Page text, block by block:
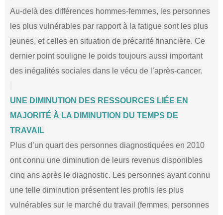
Au-delà des différences hommes-femmes, les personnes
les plus vulnérables par rapport à la fatigue sont les plus
jeunes, et celles en situation de précarité financière. Ce
dernier point souligne le poids toujours aussi important
des inégalités sociales dans le vécu de l’après-cancer.
UNE DIMINUTION DES RESSOURCES LIÉE EN
MAJORITÉ À LA DIMINUTION DU TEMPS DE
TRAVAIL
Plus d’un quart des personnes diagnostiquées en 2010
ont connu une diminution de leurs revenus disponibles
cinq ans après le diagnostic. Les personnes ayant connu
une telle diminution présentent les profils les plus
vulnérables sur le marché du travail (femmes, personnes